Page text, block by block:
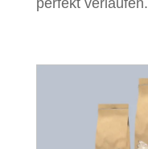
perfekt verlaufen.